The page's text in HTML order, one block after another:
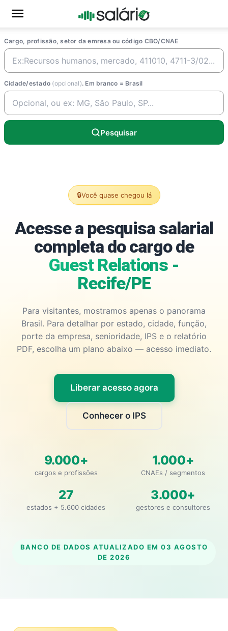
Cargo, profissão, setor da emresa ou código CBO/CNAE
Cidade/estado (opcional). Em branco = Brasil
Pesquisar
🔒Você quase chegou lá
Acesse a pesquisa salarial
completa do cargo de
Guest Relations -
Recife/PE
Para visitantes, mostramos apenas o panorama
Brasil. Para detalhar por estado, cidade, função,
porte da empresa, senioridade, IPS e o relatório
PDF, escolha um plano abaixo — acesso imediato.
Liberar acesso agora
Conhecer o IPS
9.000+
cargos e profissões
1.000+
CNAEs / segmentos
27
estados + 5.600 cidades
3.000+
gestores e consultores
BANCO DE DADOS ATUALIZADO EM 03 AGOSTO
DE 2026